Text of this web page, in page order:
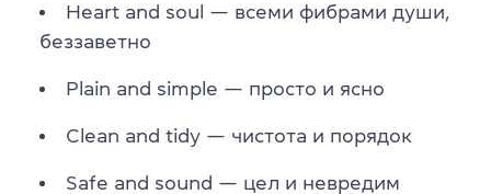
Heart and soul — всеми фибрами души,
беззаветно
Plain and simple — просто и ясно
Clean and tidy — чистота и порядок
Safe and sound — цел и невредим